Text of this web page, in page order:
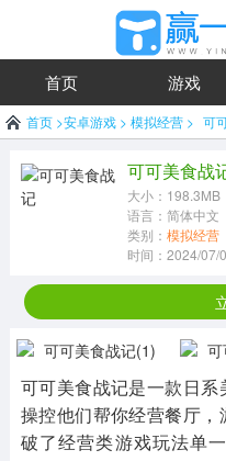
首页 游戏
首页 >安卓游戏 > 模拟经营 > 可
可可美食战
大小：198.3MB
语言：简体中文
类别： 模拟经营
时间：2024/07/
可可美食战记是一款日
操控他们帮你经营餐厅
破了经营类游戏玩法单